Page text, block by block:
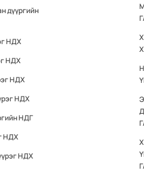
дүүргийн
НДХ
НДХ
НДХ
НДХ
НДГ
НДХ
НДХ